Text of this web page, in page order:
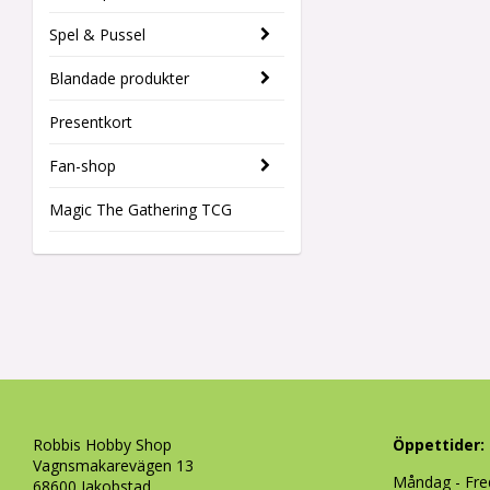
Spel & Pussel
Blandade produkter
Presentkort
Fan-shop
Magic The Gathering TCG
Robbis Hobby Shop
Vagnsmakarevägen 13
Öppettider:
Måndag -